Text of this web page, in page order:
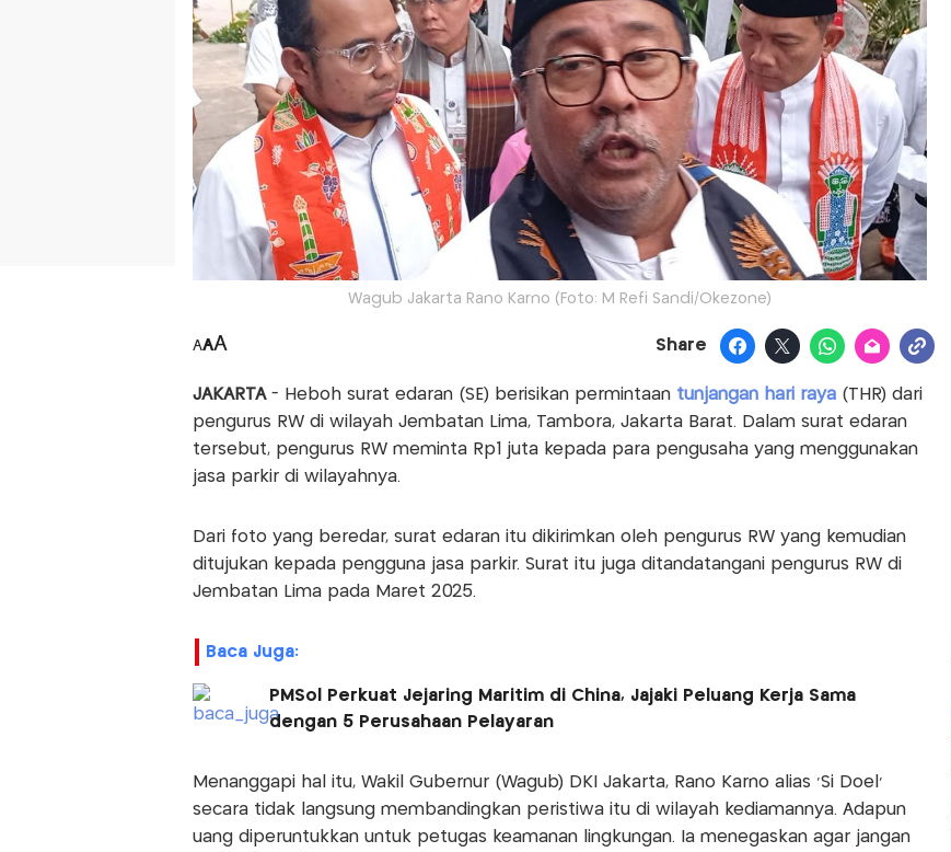
Wagub Jakarta Rano Karno (Foto: M Refi Sandi/Okezone)
AAA Share
JAKARTA- Heboh surat edaran (SE) berisikan permintaan tunjangan hari raya (THR) dari
pengurus RW di wilayah Jembatan Lima, Tambora, Jakarta Barat. Dalam surat edaran
tersebut, pengurus RW meminta Rp1 juta kepada para pengusaha yang menggunakan
jasa parkir di wilayahnya.
Dari foto yang beredar, surat edaran itu dikirimkan oleh pengurus RW yang kemudian
ditujukan kepada pengguna jasa parkir. Surat itu juga ditandatangani pengurus RW di
Jembatan Lima pada Maret 2025.
Baca Juga:
PMSol Perkuat Jejaring Maritim di China, Jajaki Peluang Kerja Sama
dengan 5 Perusahaan Pelayaran
Menanggapi hal itu, Wakil Gubernur (Wagub) DKI Jakarta, Rano Karno alias 'Si Doel'
secara tidak langsung membandingkan peristiwa itu di wilayah kediamannya. Adapun
uang diperuntukkan untuk petugas keamanan lingkungan. Ia menegaskan agar jangan